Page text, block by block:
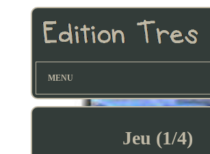
MENU
Jeu (1/4)